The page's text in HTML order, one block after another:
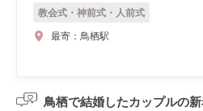
教会式・神前式・人前式
最寄： 鳥栖駅
鳥栖で結婚したカップルの